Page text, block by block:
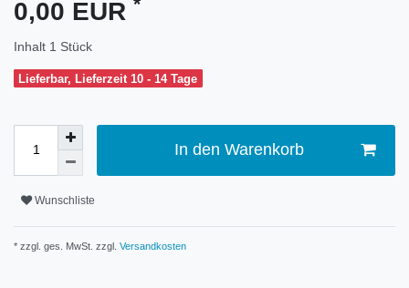
0,00 EUR
Inhalt 1 Stück
Lieferbar, Lieferzeit 10 - 14 Tage
In den Warenkorb
Wunschliste
* zzgl. ges. MwSt. zzgl. Versandkosten